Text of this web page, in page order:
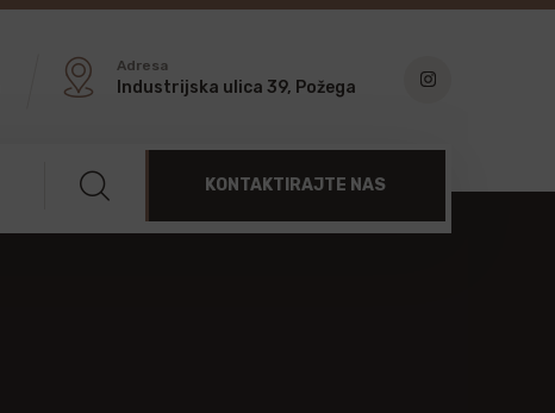
Adresa
Industrijska ulica 39, Požega
KONTAKTIRAJTE NAS